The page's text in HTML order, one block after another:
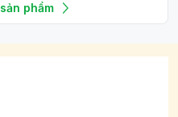
sản phẩm